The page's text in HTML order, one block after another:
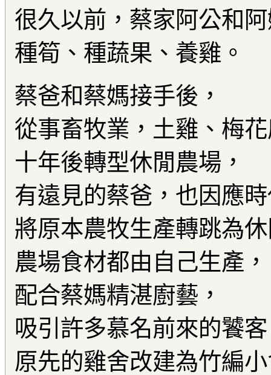
很久以前，蔡家阿公和
種筍、種蔬果、養雞。
蔡爸和蔡媽接手後，
從事畜牧業，土雞、梅
十年後轉型休閒農場，
有遠見的蔡爸，也因應
將原本農牧生產轉跳為
農場食材都由自己生產，
配合蔡媽精湛廚藝，
吸引許多慕名前來的饕
原先的雞舍改建為竹編